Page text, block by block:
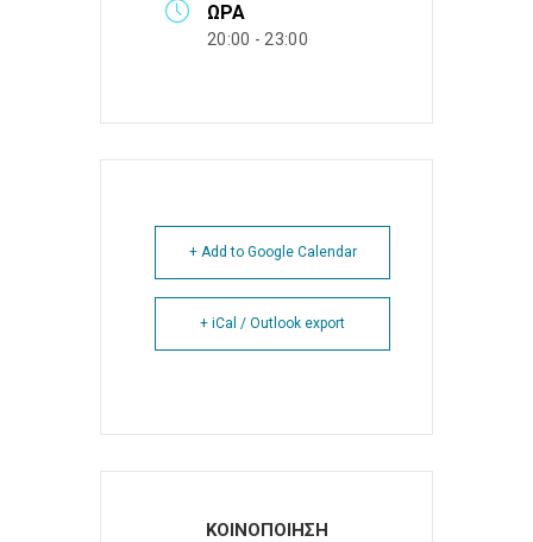
ΏΡΑ
20:00 - 23:00
+ Add to Google Calendar
+ iCal / Outlook export
ΚΟΙΝΟΠΟΙΗΣΗ